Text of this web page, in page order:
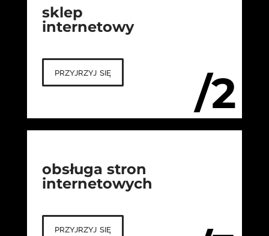
/2
sklep
internetowy
przyjrzyj się
obsługa stron
internetowych
przyjrzyj się